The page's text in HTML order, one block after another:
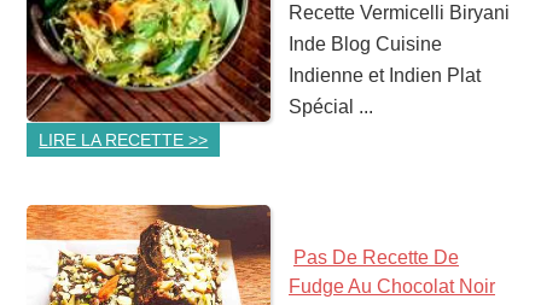
Recette Vermicelli Biryani
Inde Blog Cuisine
Indienne et Indien Plat
Spécial ...
LIRE LA RECETTE >>
Pas De Recette De
Fudge Au Chocolat Noir